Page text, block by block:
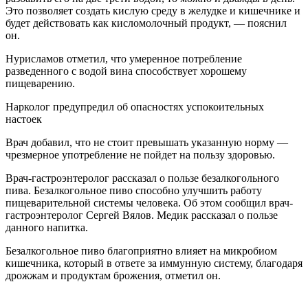
Это позволяет создать кислую среду в желудке и кишечнике и
будет действовать как кисломолочный продукт, — пояснил
он.
Нурисламов отметил, что умеренное потребление
разведенного с водой вина способствует хорошему
пищеварению.
Нарколог предупредил об опасностях успокоительных
настоек
Врач добавил, что не стоит превышать указанную норму —
чрезмерное употребление не пойдет на пользу здоровью.
Врач-гастроэнтеролог рассказал о пользе безалкогольного
пива. Безалкогольное пиво способно улучшить работу
пищеварительной системы человека. Об этом сообщил врач-
гастроэнтеролог Сергей Вялов. Медик рассказал о пользе
данного напитка.
Безалкогольное пиво благоприятно влияет на микробиом
кишечника, который в ответе за иммунную систему, благодаря
дрожжам и продуктам брожения, отметил он.